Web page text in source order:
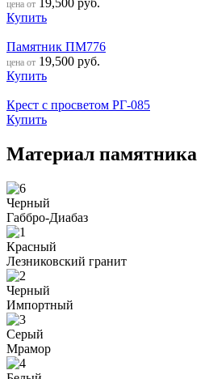
цена от 19,500 руб.
Купить
Памятник ПМ776
цена от 19,500 руб.
Купить
Крест с просветом РГ-085
Купить
Материал памятника
Черный
Габбро-Диабаз
Красный
Лезниковский гранит
Черный
Импортный
Серый
Мрамор